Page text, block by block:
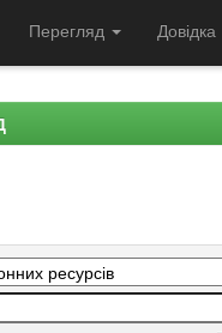
Перегляд Довідка